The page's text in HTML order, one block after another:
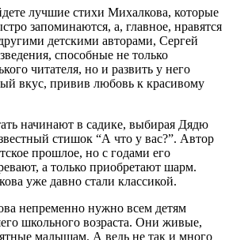
лучшие стихи Михалкова, которые
запоминаются, а, главное, нравятся
детскими авторами, Сергей
способные не только
читателя, но и развить у него
вкус, привив любовь к красивому
начинают в садике, выбирая Дядю
стишок “А что у вас?”. Автор
прошлое, но с годами его
а только приобретают шарм.
уже давно стали классикой.
непременно нужно всем детям
школьного возраста. Они живые,
малышам. А ведь не так и много